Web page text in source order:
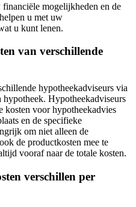
mogelijkheden en de
u met uw
u kunt lenen.
van verschillende
hypotheekadviseurs via
Hypotheekadviseurs
kosten voor hypotheekadvies
en de specifieke
om niet alleen de
de productkosten mee te
vooraf naar de totale kosten.
verschillen per